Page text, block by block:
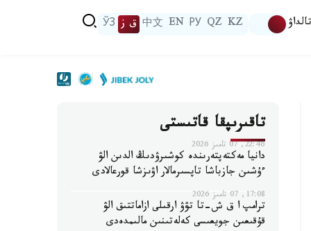
تالداۋ KZ
QZ
РУ
EN
中文 ق ز ЎЗ
تاقىرىپقا قاتىستى
22:46, 07 تامىز 2026
دانيا مەكتەپتەرىندە كوشىرۋدىڭ الدىن الۋ
ءۇشىن جازباشا تاپسىرمالار اۋىزشا قورعالادى
17:08, 07 تامىز 2026
ترامپ ا ق ش-تا تۋۋ ارقىلى ازاماتتىق الۋ
قۇقىعىن جويعىسى كەلەتىنىن مالىمدەدى